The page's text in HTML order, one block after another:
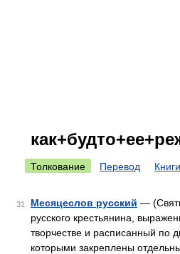
Толкование Перевод Книги
31 Месяцеслов русский —
русского крестьянина,
творчестве и расписанный по
которыми закреплены